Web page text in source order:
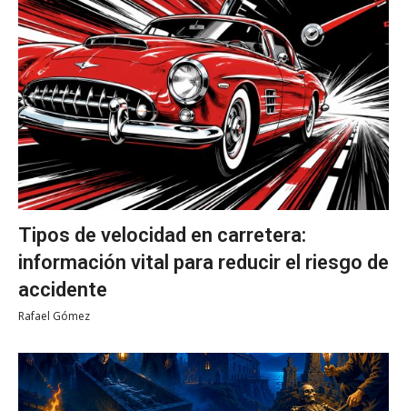
Tipos de velocidad en carretera:
información vital para reducir el riesgo de
accidente
Rafael Gómez